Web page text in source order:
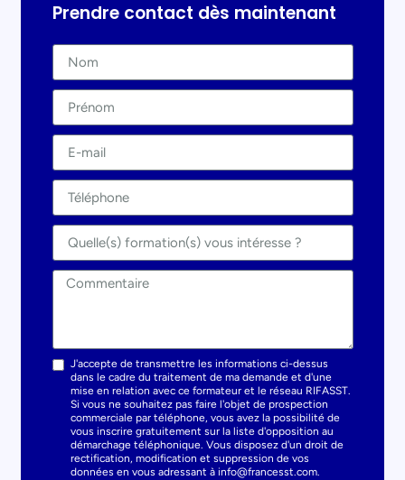
Prendre contact dès maintenant
J'accepte de transmettre les informations ci-dessus
dans le cadre du traitement de ma demande et d'une
mise en relation avec ce formateur et le réseau RIFASST.
Si vous ne souhaitez pas faire l'objet de prospection
commerciale par téléphone, vous avez la possibilité de
vous inscrire gratuitement sur la liste d'opposition au
démarchage téléphonique. Vous disposez d'un droit de
rectification, modification et suppression de vos
données en vous adressant à info@francesst.com.